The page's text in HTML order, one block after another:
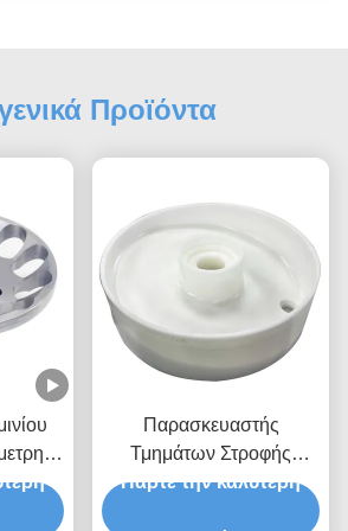
Προϊόντα
5
Παρασκευαστής
Τμημάτων Στροφής
Στροφείου.
Πάρτε την καλύτερη